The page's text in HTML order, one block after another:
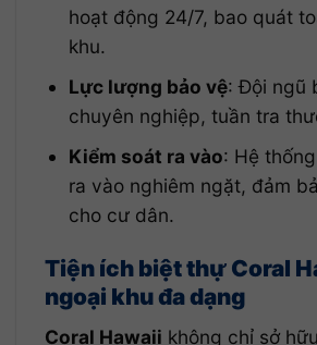
hoạt động 24/7, bao quát
khu.
Lực lượng bảo vệ: Đội ngũ
chuyên nghiệp, tuần tra
Kiểm soát ra vào: Hệ
ra vào nghiêm ngặt, đảm
cho cư dân.
Tiện ích biệt thự Coral
ngoại khu đa dạng
Coral Hawaii không chỉ sở